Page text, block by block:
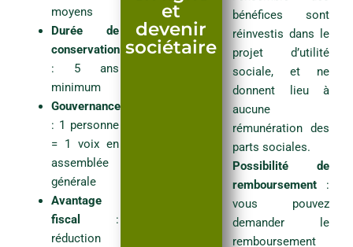
moyens
Durée de
conservation
: 5 ans
minimum
Gouvernance
: 1 personne
= 1 voix en
assemblée
générale
Avantage
fiscal
:
réduction
et
devenir
sociétaire​
bénéfices sont
réinvestis dans le
projet d’utilité
sociale, et ne
donnent lieu à
aucune
rémunération des
parts sociales.
Possibilité de
remboursement :
vous pouvez
demander le
remboursement
Code postal
E-mail*